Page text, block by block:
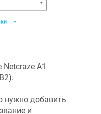
Netcraze А1
нужно добавить
и